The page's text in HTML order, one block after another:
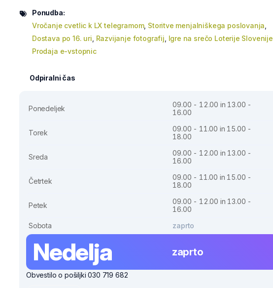
Ponudba:
Vročanje cvetlic k LX telegramom, Storitve menjalniškega poslovanja
Dostava po 16. uri Razvijanje fotografij Igre na srečo Loterije Slovenije
Prodaja e-vstopnic
Odpiralni čas
Ponedeljek
09.00 - 12.00 in 13.00 -
16.00
Torek
09.00 - 11.00 in 15.00 -
18.00
Sreda
09.00 - 12.00 in 13.00 -
16.00
Četrtek
09.00 - 11.00 in 15.00 -
18.00
Petek
09.00 - 12.00 in 13.00 -
16.00
Sobota
zaprto
Nedelja zaprto
Obvestilo o pošiljki 030 719 682